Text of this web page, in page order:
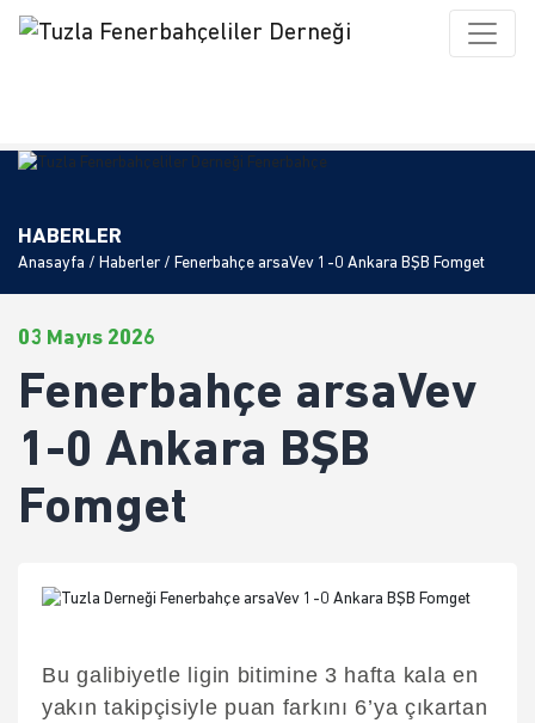
HABERLER
Anasayfa / Haberler / Fenerbahçe arsaVev 1-0 Ankara BŞB Fomget
03 Mayıs 2026
Fenerbahçe arsaVev
1-0 Ankara BŞB
Fomget
Bu galibiyetle ligin bitimine 3 hafta kala en
yakın takipçisiyle puan farkını 6’ya çıkartan